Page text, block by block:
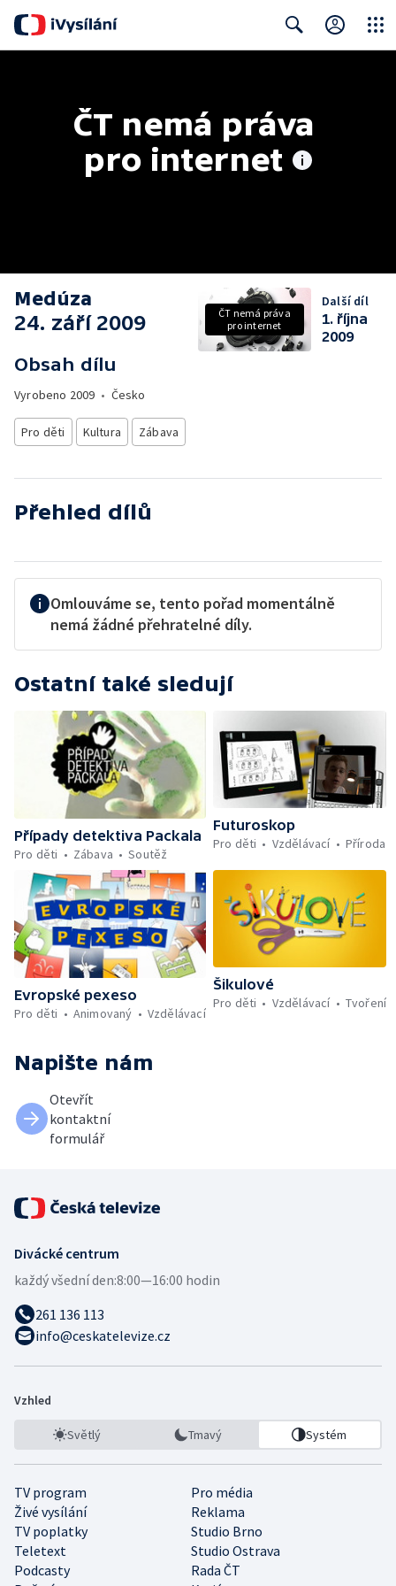
ČT nemá práva
pro internet
Medúza
24. září 2009
Obsah dílu
Vyrobeno 2009 • Česko
Pro děti Kultura Zábava
ČT nemá práva
pro internet
Další díl
1. října
2009
Přehled dílů
Omlouváme se, tento pořad momentálně
nemá žádné přehratelné díly.
Ostatní také sledují
Případy detektiva Packala
Pro děti
Zábava Soutěž
Futuroskop
Pro děti
Vzdělávací Příroda
Evropské pexeso
Pro děti
Animovaný Vzdělávací
Šikulové
Pro děti
Vzdělávací Tvoření
Napište nám
Otevřít
kontaktní
formulář
Divácké centrum
každý všední den:8:00—16:00 hodin
261 136 113
info@ceskatelevize.cz
Vzhled
Světlý Tmavý Systém
TV program
Pro média
Živé vysílání
Reklama
TV poplatky
Studio Brno
Teletext
Studio Ostrava
Podcasty
Rada ČT